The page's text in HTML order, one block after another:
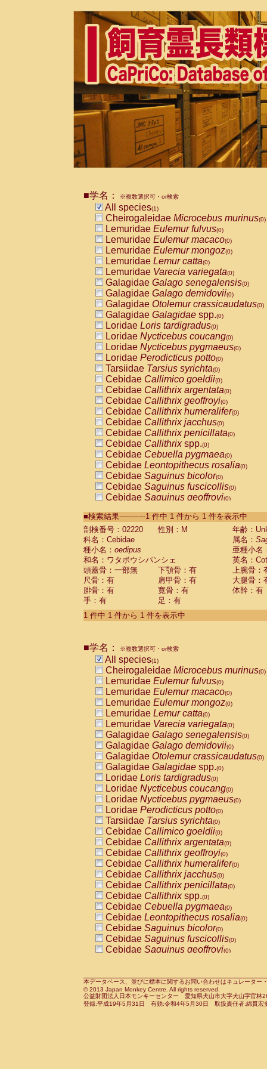
■学名： ※複数選択可・or検索
All species(1)
Cheirogaleidae Microcebus murinus(0)
Lemuridae Eulemur fulvus(0)
Lemuridae Eulemur macaco(0)
Lemuridae Eulemur mongoz(0)
Lemuridae Lemur catta(0)
Lemuridae Varecia variegata(0)
Galagidae Galago senegalensis(0)
Galagidae Galago demidovii(0)
Galagidae Otolemur crassicaudatus(0)
Galagidae Galagidae spp.(0)
Loridae Loris tardigradus(0)
Loridae Nycticebus coucang(0)
Loridae Nycticebus pygmaeus(0)
Loridae Perodicticus potto(0)
Tarsiidae Tarsius syrichta(0)
Cebidae Callimico goeldii(0)
Cebidae Callithrix argentata(0)
Cebidae Callithrix geoffroyi(0)
Cebidae Callithrix humeralifer(0)
Cebidae Callithrix jacchus(0)
Cebidae Callithrix penicillata(0)
Cebidae Callithrixspp.(0)
Cebidae Cebuella pygmaea(0)
Cebidae Leontopithecus rosalia(0)
Cebidae Saguinus bicolor(0)
Cebidae Saguinus fuscicollis(0)
Cebidae Saguinus geoffroyi(0)
CebidaeSaguinus labiatus(0)
Cebidae Saguinus leucopus (0)
Cebidae
Cebidae
CebidaeSaguinus nigricollis (0)
Cebidae Saguinus oedipus
Cebidae Saguinus weddelli
Cebidae Saguinusspp.
Cebidae Aotus trivirgatus
Cebidae Cebus albifrons
CebidaeCebus nigrivittatus
CebidaeCebus
CebidaeSaimiri boliviensis(0)
CebidaeSaimiri sciureus(0)
AtelidaeAlouatta caraya(0)
AtelidaeAlouatta fusca(0)
AtelidaeAlouatta seniculus
AtelidaeAlouattaspp.(0)
AtelidaeAteles belzebuth(0)
AtelidaeAteles geoffroyi(0)
AtelidaeAteles paniscus(0)
AtelidaeAtelesspp.(0)
Atelidae Lagothrix lagothricha
AtelidaeLagothrix lagothricha cana
PitheciidaeCacajao calvus
PitheciidaeCallicebus cupreus
PitheciidaeCallicebus donacophilus
PitheciidaeCallicebus moloch
PitheciidaeCallicebus torquatus
PitheciidaeCallicebusspp.(0)
PitheciidaeChiropotes satanas(0)
PitheciidaePithecia monachus
PitheciidaePithecia pithecia(0)
CercopithecidaeCercocebus agilis
CercopithecidaeCercocebus
CercopithecidaeCercocebus
CercopithecidaeCercocebus
CercopithecidaeCercocebus
CercopithecidaeCercocebushybrid
CercopithecidaePapio anubis(0)
CercopithecidaePapio cynocephalus
CercopithecidaePapio hamadryas(0)
■検索結果-----------1 件中 1 件から 1 件を表示中
剖検番号：02220
性別：M
年齢：
科名：Cebidae
属名：
種小名： oedipus
亜種小名
和名：ワタボウシパンシェ
英名：
頭蓋骨：一部無
下顎骨：有
上腕骨：
尺骨：有
肩甲骨：有
大腿骨：
腓骨：有
寛骨：有
体幹：有
手：有
足：有
1 件中 1 件から 1 件を表示中
■学名： ※複数選択可・or検索
All species(1)
Cheirogaleidae Microcebus murinus(0)
Lemuridae Eulemur fulvus(0)
Lemuridae Eulemur macaco(0)
Lemuridae Eulemur mongoz(0)
Lemuridae Lemur catta(0)
Lemuridae Varecia variegata(0)
Galagidae Galago senegalensis(0)
Galagidae Galago demidovii(0)
Galagidae Otolemur crassicaudatus(0)
Galagidae Galagidae spp.(0)
Loridae Loris tardigradus(0)
Loridae Nycticebus coucang(0)
Loridae Nycticebus pygmaeus(0)
Loridae Perodicticus potto(0)
Tarsiidae Tarsius syrichta(0)
Cebidae Callimico goeldii(0)
Cebidae Callithrix argentata(0)
Cebidae Callithrix geoffroyi(0)
Cebidae Callithrix humeralifer(0)
Cebidae Callithrix jacchus(0)
Cebidae Callithrix penicillata(0)
Cebidae Callithrixspp.(0)
Cebidae Cebuella pygmaea(0)
Cebidae Leontopithecus rosalia(0)
Cebidae Saguinus bicolor(0)
Cebidae Saguinus fuscicollis(0)
Cebidae Saguinus geoffroyi(0)
CebidaeSaguinus leucopus(0)
CebidaeSaguinus midas(0)
Cebidae Saguinus mystax(0)
本データベース、並びに標本に関するお問い合わせはキュレータ
© 2013 Japan Monkey Centre. All rights reserved.
公益財団法人日本モンキーセンター 愛知県犬山市大字犬山字官
登録:平成19年5月31日 有効:令和4年5月30日 取扱責任者:綿貫宏